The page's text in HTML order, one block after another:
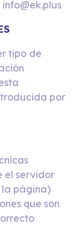
tipo de
por
el servidor
la página)
que son